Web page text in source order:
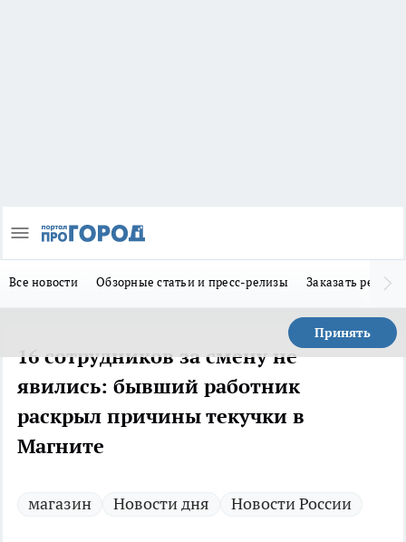
Все новости Обзорные статьи и пресс-релизы Заказать
Принять
16 сотрудников за смену не
явились: бывший работник
раскрыл причины текучки в
Магните
магазин Новости дня Новости России